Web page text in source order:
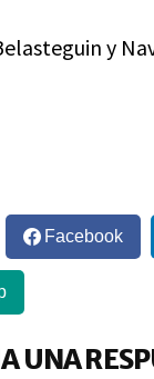
y
Facebook
UNA